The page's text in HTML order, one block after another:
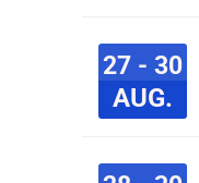
27 - 30
AUG.